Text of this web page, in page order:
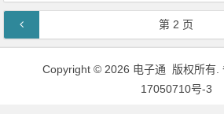
文章导航 第 2 页
Copyright © 2026 电子通 版权所有.
17050710号-3